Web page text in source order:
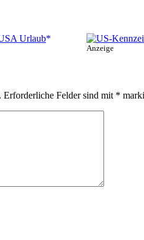
Anzeige
Erforderliche Felder sind mit *